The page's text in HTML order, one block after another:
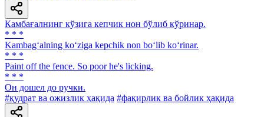
Камбағалнинг кўзига кепчик нон бўлиб кўринар.
* * *
Kambag‘alning ko‘ziga kepchik non bo‘lib ko‘rinar.
* * *
Paint off the fence. So poor he's licking.
* * *
Он дошел до ручки.
#қудрат ва ожизлик ҳақида #фақирлик ва бойлик ҳақида